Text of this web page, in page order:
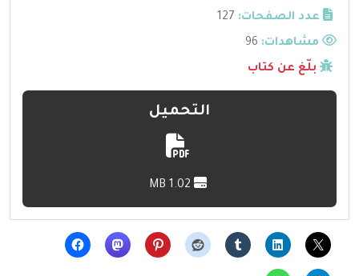
عدد الصفحات: 127
مشاهدات:
بلّغ عن كتاب
التحميل